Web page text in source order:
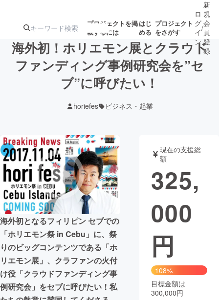
プロジェクトを掲
載するには
はじ
める
プロジェクト
をさがす
注目のリ 注目の新着プロ募集終了が近いプ
テクノロジー・ガジェット
映像・映画 書籍・雑誌
ビジネス・起業 チャレンジ
まちづくり・地域活性化
CAMPFIRE for Social Good
CAMPFIRE Creation
CAMPFIREふるさと納税machi-ya コミュニティ
ロ
グ
イ
ン
/
新
規
会
員
登
録
海外初！ホリエモン展とクラウド
ファンディング事例研究会を”セ
ブ”に呼びたい！
horiefes ビジネス・起業
海外初となるフィリピン セブでの
「ホリエモン祭 in Cebu」に、祭
りのビッグコンテンツである「ホ
リエモン展」、クラファンの火付
け役「クラウドファンディング事
例研究会」をセブに呼びたい！私
現在の支援総
額
325,
000
円
108%
目標金額は
300,000円